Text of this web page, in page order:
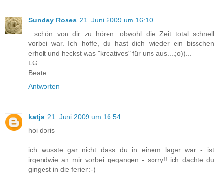
Sunday Roses 21. Juni 2009 um 16:10
...schön von dir zu hören...obwohl die Zeit total schnell
vorbei war. Ich hoffe, du hast dich wieder ein bisschen
erholt und heckst was "kreatives" für uns aus....;o))...
LG
Beate
Antworten
katja 21. Juni 2009 um 16:54
hoi doris
ich wusste gar nicht dass du in einem lager war - ist
irgendwie an mir vorbei gegangen - sorry!! ich dachte du
gingest in die ferien:-)